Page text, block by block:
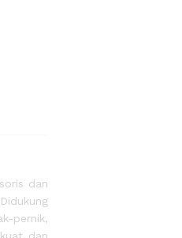
dan
pernik,